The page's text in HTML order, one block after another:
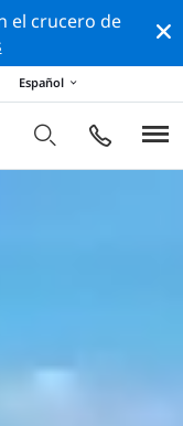
el crucero de
Español